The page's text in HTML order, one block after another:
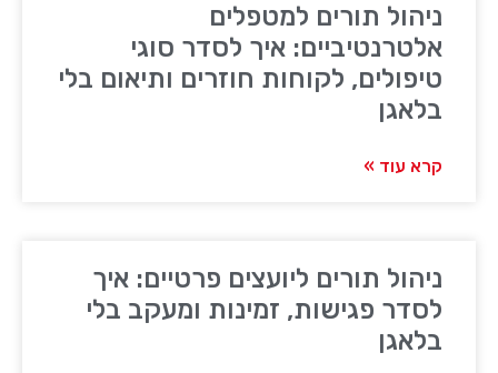
ניהול תורים למטפלים
אלטרנטיביים: איך לסדר סוגי
טיפולים, לקוחות חוזרים ותיאום בלי
בלאגן
קרא עוד »
ניהול תורים ליועצים פרטיים: איך
לסדר פגישות, זמינות ומעקב בלי
בלאגן